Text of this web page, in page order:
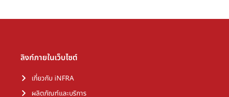
ลิงก์ภายในเว็บไซต์
เกี่ยวกับ iNFRA
ผลิตภัณฑ์และบริการ